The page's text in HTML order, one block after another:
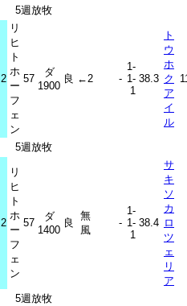
5週放牧
2
リ
ヒ
ト
ホ
ー
フ
ェ
ン
57
ダ
1900
良 ←2 -
1-
1-
1
38.3
ト
ウ
ホ
ク
ア
イ
ル
5週放牧
2
リ
ヒ
ト
ホ
ー
フ
ェ
ン
57
ダ
1400
良
無
風
-
1-
1-
1
38.4
サ
キ
ソ
カ
ロ
ツ
ェ
リ
ア
5週放牧